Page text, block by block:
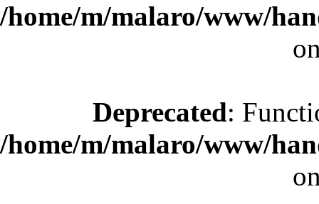
/home/m/malaro/www/
Deprecated:
/home/m/malaro/www/